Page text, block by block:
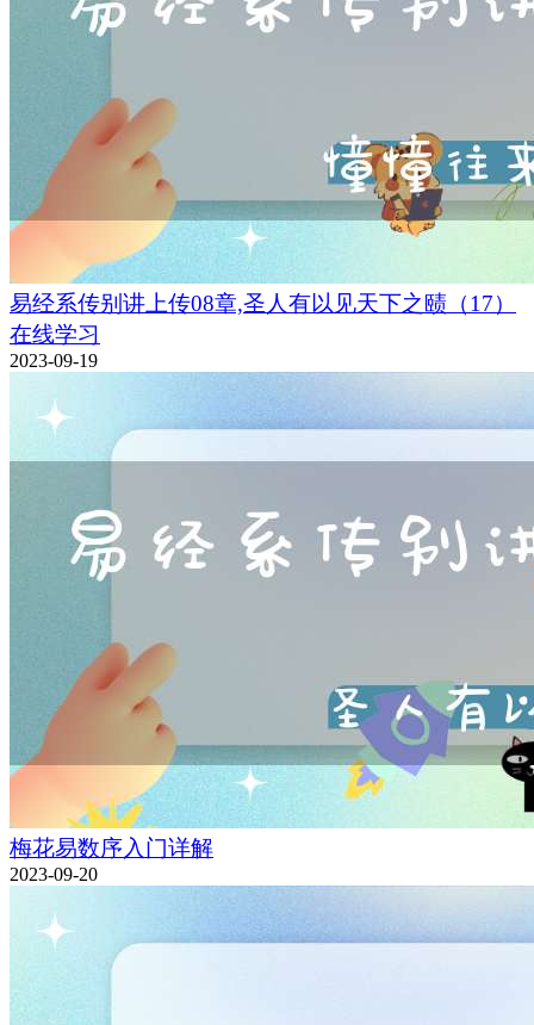
易经系传别讲上传08章,圣人有以见天下之赜（17）
在线学习
2023-09-19
梅花易数序入门详解
2023-09-20